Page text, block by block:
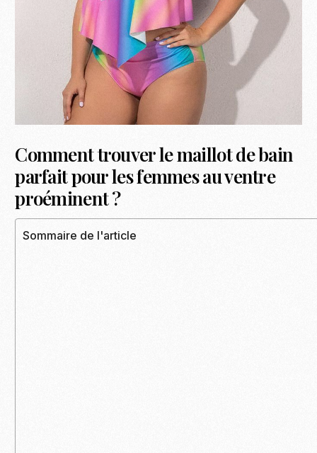
Comment trouver le maillot de bain
parfait pour les femmes au ventre
proéminent ?
Sommaire de l'article